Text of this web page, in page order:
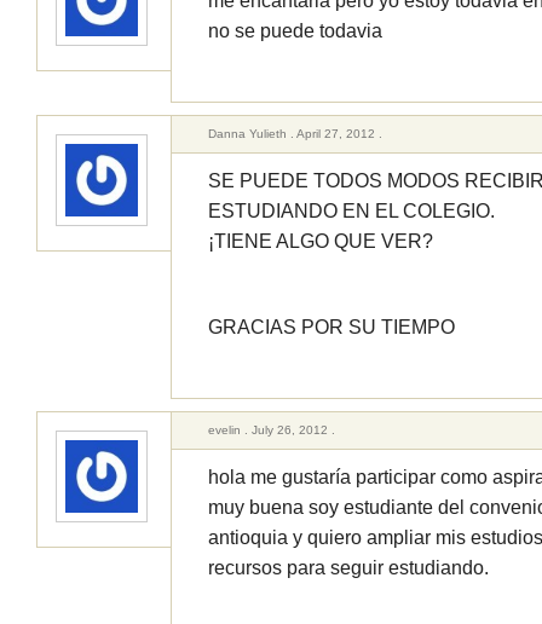
no se puede todavia
Danna Yulieth . April 27, 2012 .
SE PUEDE TODOS MODOS
ESTUDIANDO EN EL COLEGIO.
¡TIENE ALGO QUE VER?
GRACIAS POR SU TIEMPO
evelin . July 26, 2012 .
hola me gustaría participar como
muy buena soy estudiante del
antioquia y quiero ampliar mis
recursos para seguir estudiando.